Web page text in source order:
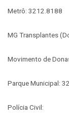
Metrô: 3212.8188
MG Transplantes
Movimento de
Parque Municipal:
Polícia Civil: